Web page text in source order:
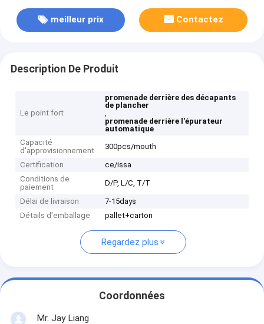
meilleur prix Contactez
Description De Produit
Le point fort
promenade derrière des décapants
de plancher
,
promenade derrière l'épurateur
automatique
Capacité
d'approvisionnement
300pcs/mouth
Certification
ce/issa
Conditions de
paiement
D/P, L/C, T/T
Délai de livraison
7-15days
Détails d'emballage
pallet+carton
Regardez plus
Coordonnées
Mr. Jay Liang